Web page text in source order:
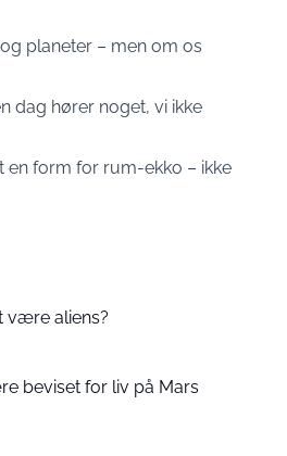
planeter – men om os
dag hører noget, vi ikke
en form for rum-ekko – ikke
være aliens?
beviset for liv på Mars